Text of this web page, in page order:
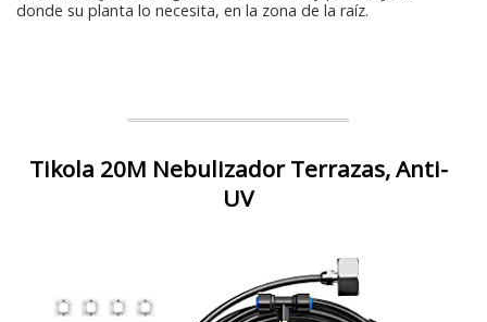
donde su planta lo necesita, en la zona de la raíz.
Tikola 20M Nebulizador Terrazas, Anti-
UV